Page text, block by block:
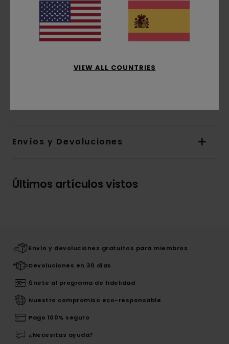
orgánico [180 g/m2]
corte:corte normal
Cuello:Cuello redondo
Mangas:manga corta
Envíos y Devoluciones
Últimos artículos vistos
Envío y devoluciones gratuitos para miembros
Devoluciones en 30 días
Únete al programa de fidelidad
Nuestro compromiso eco-responsable
Pago 100% seguro
¿Necesitas ayuda?
VIEW ALL COUNTRIES